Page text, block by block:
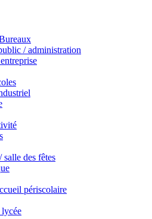
/ administration
salle des fêtes
périscolaire